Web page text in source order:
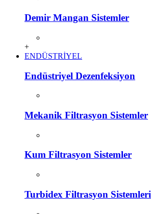
Demir Mangan Sistemler
+
ENDÜSTRİYEL
Endüstriyel Dezenfeksiyon
Mekanik Filtrasyon Sistemler
Kum Filtrasyon Sistemler
Turbidex Filtrasyon Sistemleri